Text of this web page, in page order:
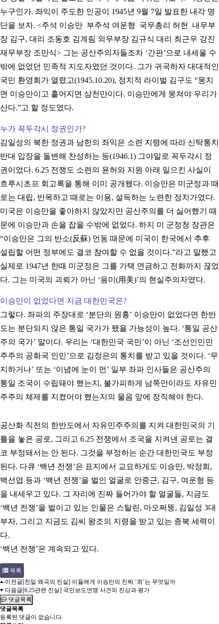
누구인가. 좌익이 주도한 인공이 1945년 9월 7일 발표한 내각 명
단을 보자. <주석 이승만 부주석 여운형 국무총리 허헌 내무부
장 김구, 대리 조동호 김계림 외무부장 김규식 대리 최근우 강진
재무부장 조만식> 그는 공산주의자들조차 ‘간판’으로 내세울 수
밖에 없었던 민족적 지도자였던 것이다. 그가 귀국하자 대대적인
국민 환영회가 열렸고(1945.10.20), 정치적 라이벌 김구도 “뭉치
면 이승만이고 흩어지면 삼천만이다. 이승만에게 뭉쳐야 우리가
산다.”고 할 정도였다.
누가 꼭두각시 정권인가?
김일성의 북한 정권과 남한의 좌익은 소련 지령에 따라 신탁통치
반대 입장을 돌변해 찬성하는 등(1946.1) 그야말로 꼭두각시 정
권이었다. 6.25 전쟁도 소련의 윤허와 지원 아래 일으킨 사실이
흐루시초프 회고록을 통해 이미 공개됐다. 이승만은 미군정과 때
로는 대립, 반목하고 때로는 이용, 설득하는 노련한 정치가였다.
미국은 이승만을 좋아하지 않았지만 공산주의를 더 싫어했기 때
문에 이승만과 손을 잡을 수밖에 없었다. 하지 미 군정청 장관은
“이승만은 그의 반소(反蘇) 언동 때문에 미국이 한국에서 추후
설립할 어떤 정부에도 결코 참여할 수 없을 것이다.”라고 말했고
실제로 1947년 한때 미군정은 그를 가택 연금하고 전화까지 끊었
다. 그는 미국의 괴뢰가 아닌 ‘용미(用美)’의 현실주의자였다.
이승만이 없었다면 지금 대한민국은?
그렇다. 좌파의 주장대로 ‘분단의 원흉’ 이승만이 없었다면 한반
도는 분단되지 않은 통일 국가가 됐을 가능성이 높다. ‘통일 공산
주의 국가’ 말이다. 우리는 ‘대한민국 국민’이 아닌 ‘조선인민민
주주의 공화국 인민’으로 김정은의 통치를 받고 있을 것이다. ‘무
지하거나’ 또는 ‘이념에 눈이 먼’ 일부 좌파 인사들은 공산주의
통일 조국이 수립돼야 했는지, 불가피하게 남쪽만이라도 자유민
주주의 체제를 지켰어야 했는지의 물음 앞에 정직해야 한다.
공산화 직전의 한반도에서 자유민주주의를 지켜 대한민국의 기
틀을 놓은 공로, 그리고 6.25 전쟁에서 조국을 지켜낸 공로는 결
코 부정돼서는 안 된다. 그것을 부정하는 순간 대한민국도 부정
된다. 다큐 ‘백년 전쟁’은 표지에서 교묘하게도 이승만, 박정희,
백선엽 등과 ‘백년 전쟁’을 벌인 얼굴로 안중근, 김구, 여운형 등
을 내세우고 있다. 그 자리에 진짜 들어가야 할 얼굴들, 지금도
‘백년 전쟁’을 벌이고 있는 인물은 스탈린, 마오쩌뚱, 김일성 3대
부자, 그리고 지금도 김씨 왕조의 지령을 받고 있는 종북 세력이
다.
‘백년 전쟁’은 계속되고 있다.
목록
이전글[친일 왜곡의 진실] 이들에게 이승만의 진짜 ‘죄’는 무엇일까
다음글[6.25관련 진실] 국민보도연맹 사건의 진상과 평가
댓글목록
댓글목록
등록된 댓글이 없습니다.